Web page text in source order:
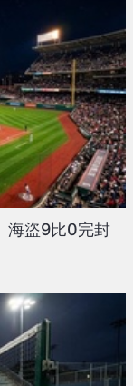
盜9比0完封